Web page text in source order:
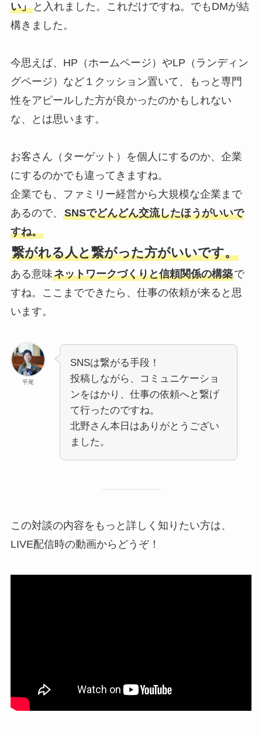
い」と入れました。これだけですね。でもDMが結
構きました。
今思えば、HP（ホームページ）やLP（ランディン
グページ）など１クッション置いて、もっと専門
性をアピールした方が良かったのかもしれない
な、とは思います。
お客さん（ターゲット）を個人にするのか、企業
にするのかでも違ってきますね。
企業でも、ファミリー経営から大規模な企業まで
あるので、 SNSでどんどん交流したほうがいいで
すね。
繋がれる人と繋がった方がいいです。
ある意味ネットワークづくりと信頼関係の構築で
すね。ここまでできたら、仕事の依頼が来ると思
います。
平尾
SNSは繋がる手段！
投稿しながら、コミュニケーショ
ンをはかり、仕事の依頼へと繋げ
て行ったのですね。
北野さん本日はありがとうござい
ました。
この対談の内容をもっと詳しく知りたい方は、
LIVE配信時の動画からどうぞ！